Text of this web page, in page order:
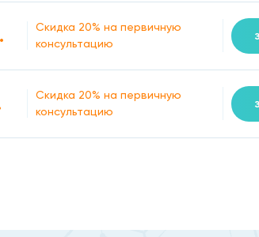
на Бабушкинской
иммунологи на Бабушкинской
Скидка 20% на первичную
консультацию
Скидка 20% на первичную
консультацию